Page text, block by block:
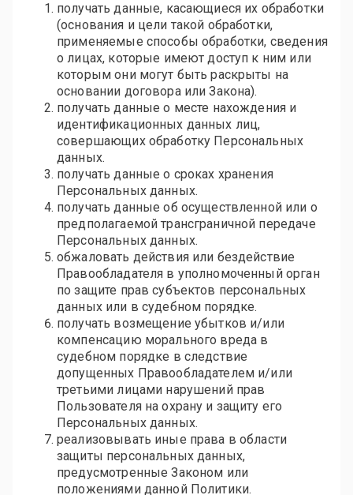
получать данные, касающиеся их обработки
(основания и цели такой обработки,
применяемые способы обработки, сведения
о лицах, которые имеют доступ к ним или
которым они могут быть раскрыты на
основании договора или Закона).
получать данные о месте нахождения и
идентификационных данных лиц,
совершающих обработку Персональных
данных.
получать данные о сроках хранения
Персональных данных.
получать данные об осуществленной или о
предполагаемой трансграничной передаче
Персональных данных.
обжаловать действия или бездействие
Правообладателя в уполномоченный орган
по защите прав субъектов персональных
данных или в судебном порядке.
получать возмещение убытков и/или
компенсацию морального вреда в
судебном порядке в следствие
допущенных Правообладателем и/или
третьими лицами нарушений прав
Пользователя на охрану и защиту его
Персональных данных.
реализовывать иные права в области
защиты персональных данных,
предусмотренные Законом или
положениями данной Политики.